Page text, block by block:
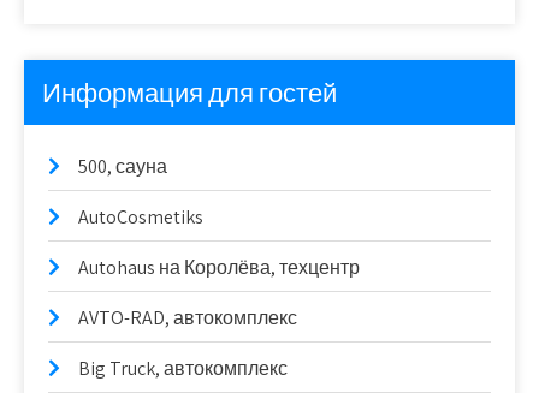
Информация для гостей
500, сауна
AutoCosmetiks
Autohaus на Королёва, техцентр
AVTO-RAD, автокомплекс
Big Truck, автокомплекс